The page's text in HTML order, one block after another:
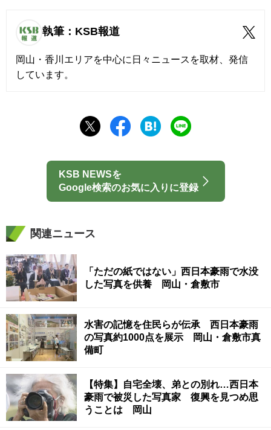
執筆：KSB報道
岡山・香川エリアを中心に日々ニュースを取材、発信
しています。
KSB NEWSを
Google検索のお気に入りに登録
関連ニュース
「ただの紙ではない」西日本豪雨で水没
した写真を供養 岡山・倉敷市
水害の記憶を住民らが伝承 西日本豪雨
の写真約1000点を展示 岡山・倉敷市真
備町
【特集】自宅全壊、弟との別れ…西日本
豪雨で被災した写真家 復興を見つめ思
うことは 岡山